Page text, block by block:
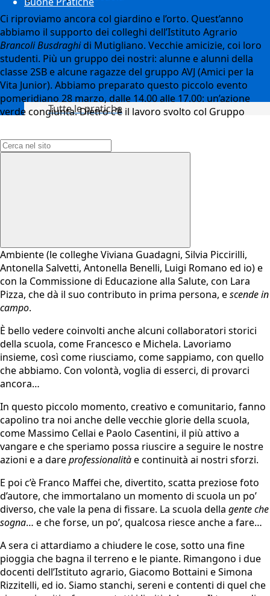
Tutte le pratiche
Ci riproviamo ancora col giardino e l’orto. Quest’anno
abbiamo il supporto dei colleghi dell’Istituto Agrario
Brancoli Busdraghidi Mutigliano. Vecchie amicizie, coi loro
studenti. Più un gruppo dei nostri: alunne e alunni della
classe 2SB e alcune ragazze del gruppo AVJ (Amici per la
Vita Junior). Abbiamo preparato questo piccolo evento
pomeridiano 28 marzo, dalle 14.00 alle 17.00: un’azione
verde congiunta. Dietro c’è il lavoro svolto col Gruppo
Ambiente (le colleghe Viviana Guadagni, Silvia Piccirilli,
Antonella Salvetti, Antonella Benelli, Luigi Romano ed io) e
con la Commissione di Educazione alla Salute, con Lara
Pizza, che dà il suo contributo in prima persona, escende in
campo.
È bello vedere coinvolti anche alcuni collaboratori storici
della scuola, come Francesco e Michela. Lavoriamo
insieme, così come riusciamo, come sappiamo, con quello
che abbiamo. Con volontà, voglia di esserci, di provarci
ancora…
In questo piccolo momento, creativo e comunitario, fanno
capolino tra noi anche delle vecchie glorie della scuola,
come Massimo Cellai e Paolo Casentini, il più attivo a
vangare e che speriamo possa riuscire a seguire le nostre
azioni e a dareprofessionalitàe continuità ai nostri sforzi.
E poi c’è Franco Maffei che, divertito, scatta preziose foto
d’autore, che immortalano un momento di scuola un po’
diverso, che vale la pena di fissare. La scuola della gente che
sogna… e che forse, un po’, qualcosa riesce anche a fare…
A sera ci attardiamo a chiudere le cose, sotto una fine
pioggia che bagna il terreno e le piante. Rimangono i due
docenti dell’Istituto agrario, Giacomo Bottaini e Simona
Rizzitelli, ed io. Siamo stanchi, sereni e contenti di quel che